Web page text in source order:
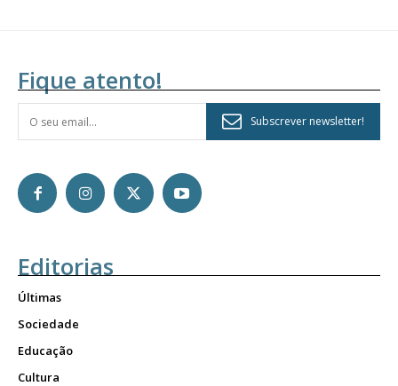
Fique atento!
Subscrever newsletter!
Editorias
Últimas
Sociedade
Educação
Cultura